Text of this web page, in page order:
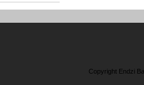
Copyright Endzi